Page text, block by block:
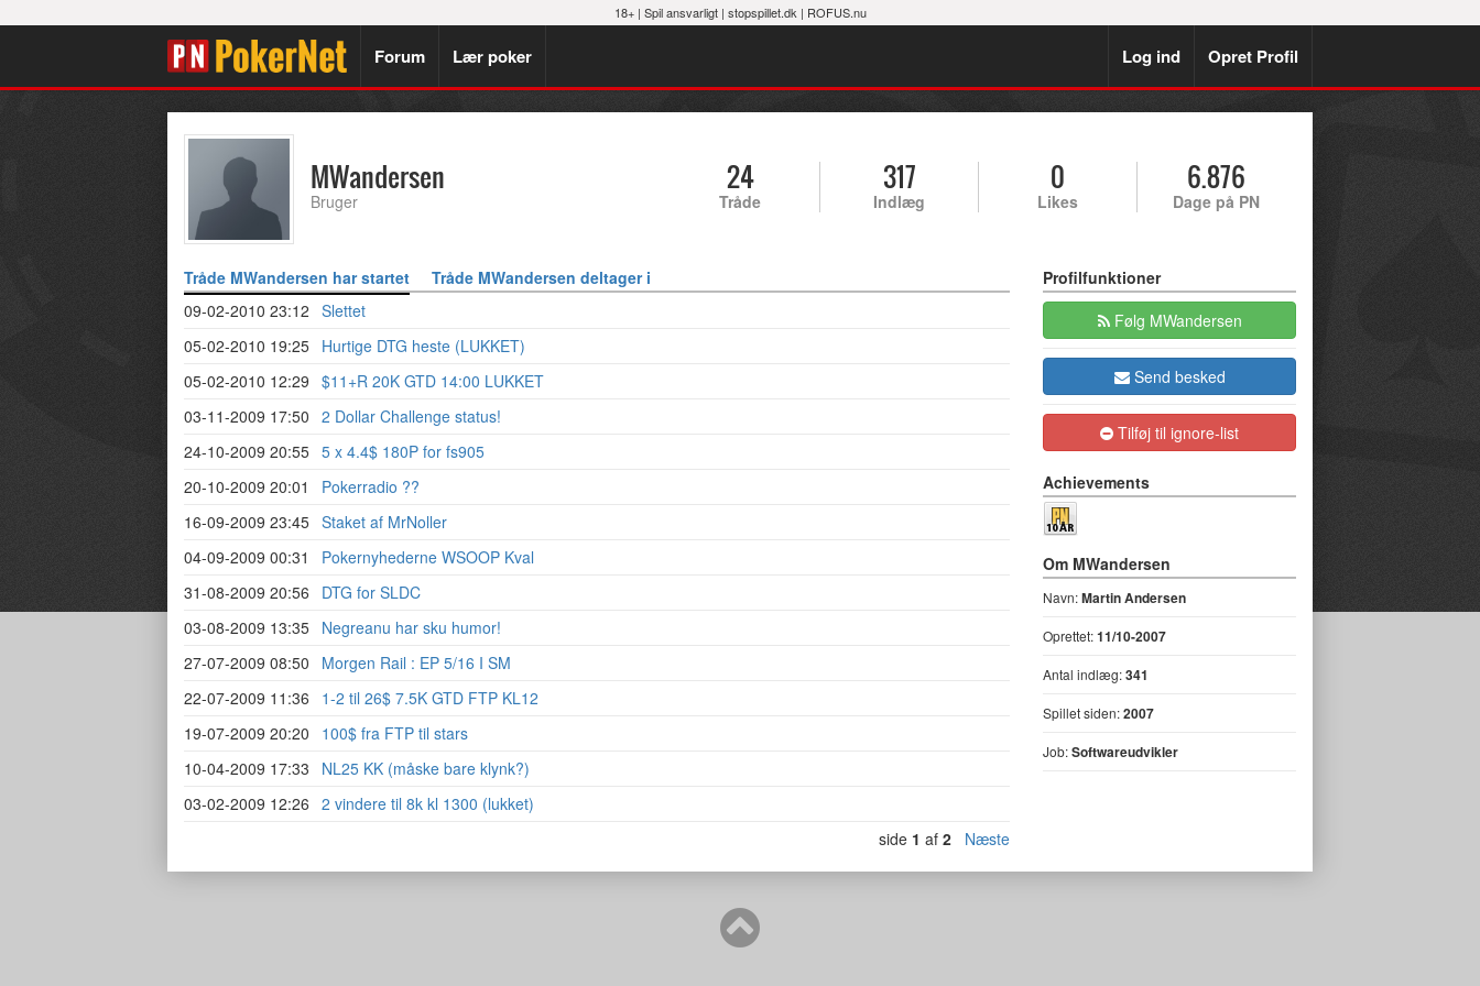
18+ | Spil ansvarligt| stopspillet.dk | ROFUS.nu
Forum Lær poker Log ind Opret Profil
MWandersen
Bruger
24
Tråde
317
Indlæg
0
Likes
6.876
Dage på PN
Tråde MWandersen har startet
Tråde MWandersen deltager i
09-02-2010 23:12 Slettet
05-02-2010 19:25 Hurtige DTG heste (LUKKET)
05-02-2010 12:29 $11+R 20K GTD 14:00 LUKKET
03-11-2009 17:50 2 Dollar Challenge status!
24-10-2009 20:55 5 x 4.4$ 180P for fs905
20-10-2009 20:01
Pokerradio ??
16-09-2009 23:45 Staket af MrNoller
04-09-2009 00:31
Pokernyhederne WSOOP Kval
31-08-2009 20:56
DTG for SLDC
03-08-2009 13:35 Negreanu har sku humor!
27-07-2009 08:50
Morgen Rail : EP 5/16 I SM
22-07-2009 11:36
1-2 til 26$ 7.5K GTD FTP KL12
19-07-2009 20:20
100$ fra FTP til stars
10-04-2009 17:33
NL25 KK (måske bare klynk?)
03-02-2009 12:26 2 vindere til 8k kl 1300 (lukket)
side 1 af 2 Næste
Profilfunktioner
Følg MWandersen
Send besked
Tilføj til ignore-list
Achievements
Om MWandersen
Navn:Martin Andersen
Oprettet:11/10-2007
Antal indlæg:341
Spillet siden:2007
Job:Softwareudvikler